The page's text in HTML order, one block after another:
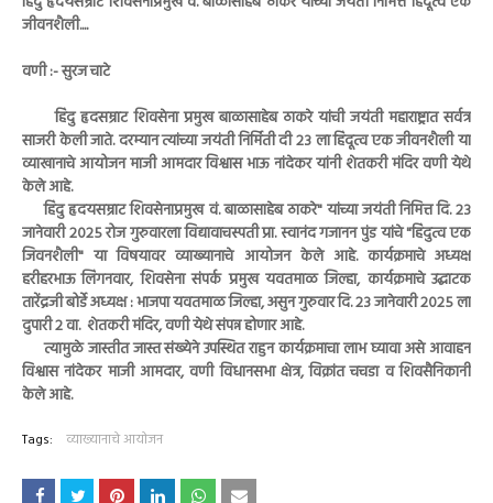
जीवनशैली....
वणी :- सुरज चाटे
हिंदु हृदसम्राट शिवसेना प्रमुख बाळासाहेब ठाकरे यांची जयंती महाराष्ट्रात सर्वत्र
साजरी केली जाते. दरम्यान त्यांच्या जयंती निर्मिती दी २३ ला हिंदूत्व एक जीवनशैली या
व्याखानाचे आयोजन माजी आमदार विश्वास भाऊ नांदेकर यांनी शेतकरी मंदिर वणी येथे
केले आहे.
हिंदु हृदयसम्राट शिवसेनाप्रमुख वं. बाळासाहेब ठाकरे" यांच्या जयंती निमित्त दि. २३
जानेवारी २०२५ रोज गुरुवारला विद्यावाचस्पती प्रा. स्वानंद गजानन पुंड यांचे "हिंदुत्व एक
जिवनशैली" या विषयावर व्याख्यानाचे आयोजन केले आहे. कार्यक्रमाचे अध्यक्ष
हरीहरभाऊ लिंगनवार, शिवसेना संपर्क प्रमुख यवतमाळ जिल्हा, कार्यक्रमाचे उद्घाटक
तारेंद्रजी बोर्डे अध्यक्ष : भाजपा यवतमाळ जिल्हा, असुन गुरुवार दि. २३ जानेवारी २०२५ ला
दुपारी २ वा. शेतकरी मंदिर, वणी येथे संपन्न होणार आहे.
त्यामुळे जास्तीत जास्त संख्येने उपस्थित राहुन कार्यक्रमाचा लाभ घ्यावा असे आवाहन
विश्वास नांदेकर माजी आमदार, वणी विधानसभा क्षेत्र, विक्रांत चचडा व शिवसैनिकानी
केले आहे.
Tags: व्याख्यानाचे आयोजन